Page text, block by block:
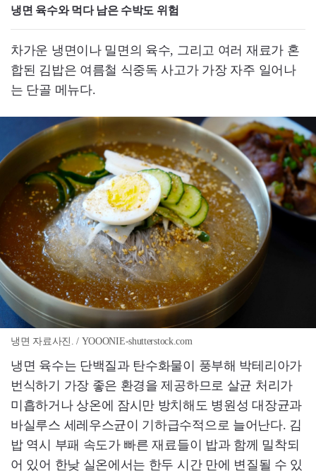
냉면 육수와 먹다 남은 수박도 위험
차가운 냉면이나 밀면의 육수, 그리고 여러 재료가 혼
합된 김밥은 여름철 식중독 사고가 가장 자주 일어나
는 단골 메뉴다.
냉면 자료사진. / YOOONIE-shutterstock.com
냉면 육수는 단백질과 탄수화물이 풍부해 박테리아가
번식하기 가장 좋은 환경을 제공하므로 살균 처리가
미흡하거나 상온에 잠시만 방치해도 병원성 대장균과
바실루스 세레우스균이 기하급수적으로 늘어난다. 김
밥 역시 부패 속도가 빠른 재료들이 밥과 함께 밀착되
어 있어 한낮 실온에서는 한두 시간 만에 변질될 수 있